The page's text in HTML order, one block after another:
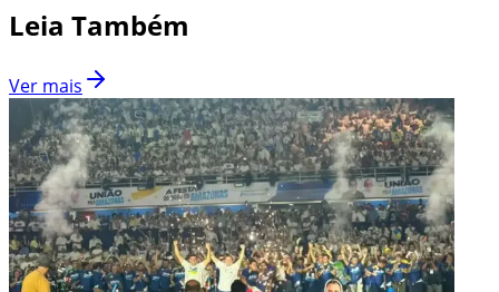
Leia Também
Ver mais